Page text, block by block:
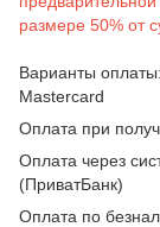
размере 50% от
Варианты
Mastercard
Оплата при
Оплата через
(ПриватБанк)
Оплата по